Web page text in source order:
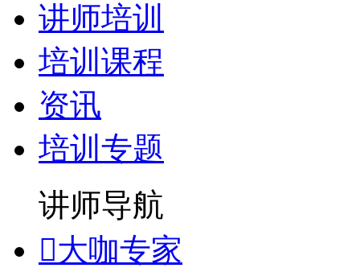
讲师培训
培训课程
资讯
培训专题
讲师导航
大咖专家